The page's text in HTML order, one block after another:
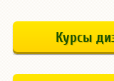
Курсы